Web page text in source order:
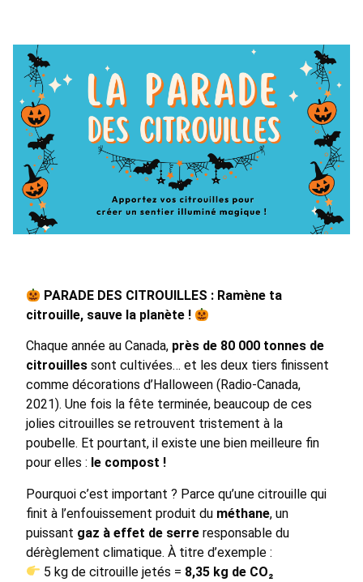
PARADE DES CITROUILLES : Ramène ta
citrouille, sauve la planète !
Chaque année au Canada, près de 80 000 tonnes de
citrouilles sont cultivées… et les deux tiers finissent
comme décorations d’Halloween (Radio-Canada,
2021). Une fois la fête terminée, beaucoup de ces
jolies citrouilles se retrouvent tristement à la
poubelle. Et pourtant, il existe une bien meilleure fin
pour elles : le compost !
Pourquoi c’est important ? Parce qu’une citrouille qui
finit à l’enfouissement produit du méthane, un
puissant gaz à effet de serre responsable du
dérèglement climatique. À titre d’exemple :
5 kg de citrouille jetés = 8,35 kg de CO₂